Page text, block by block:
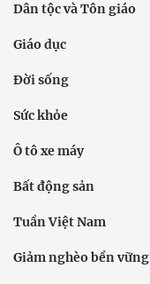
Dân tộc và Tôn giáo
Giáo dục
Đời sống
Sức khỏe
Ô tô xe máy
Bất động sản
Tuần Việt Nam
Giảm nghèo bền vững